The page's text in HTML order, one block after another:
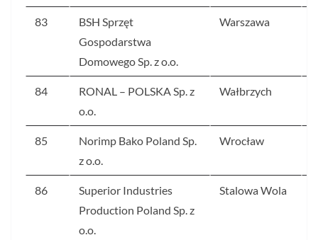
83
BSH Sprzęt
Gospodarstwa
Domowego Sp. z o.o.
Warszawa
84
RONAL – POLSKA Sp. z
o.o.
Wałbrzych
85
Norimp Bako Poland Sp.
z o.o.
Wrocław
86
Superior Industries
Production Poland Sp. z
o.o.
Stalowa Wola